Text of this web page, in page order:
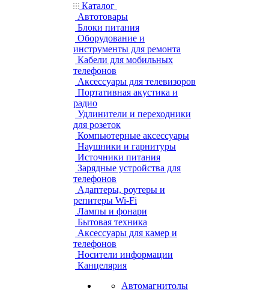
Каталог
Автотовары
Блоки питания
Оборудование и
инструменты для ремонта
Кабели для мобильных
телефонов
Аксессуары для телевизоров
Портативная акустика и
радио
Удлинители и переходники
для розеток
Компьютерные аксессуары
Наушники и гарнитуры
Источники питания
Зарядные устройства для
телефонов
Адаптеры, роутеры и
репитеры Wi-Fi
Лампы и фонари
Бытовая техника
Аксессуары для камер и
телефонов
Носители информации
Канцелярия
Автомагнитолы